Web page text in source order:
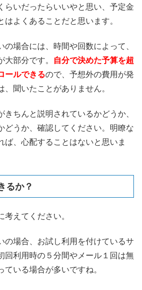
らいだったらいいやと思い、予定金
はよくあることだと思います。
の場合には、時間や回数によって、
部分です。
自分で決めた予算を超
ールできるので、予想外の費用が発
聞いたことがありません。
きちんと説明されているかどうか、
どうか、確認してください。明瞭な
ば、心配することはないと思いま
るか？
えてください。
の場合、お試し利用を付けているサ
回利用時の５分間やメール１回は無
いる場合が多いですね。